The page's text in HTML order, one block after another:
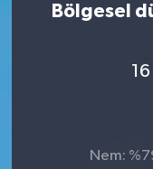
Bölgesel
Nem: